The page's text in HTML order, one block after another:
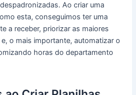
Ao criar uma
esta, conseguimos ter uma
a receber, priorizar as maiores
o mais importante, automatizar o
horas do departamento